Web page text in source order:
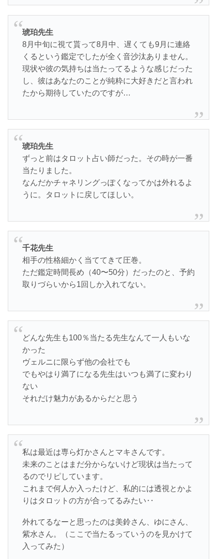
琥珀先生
8月中旬に視て貰って8月中、遅くても9月に連絡
くるという鑑定でしたが全く音沙汰ありません。
現状や彼の気持ちは当たってるような感じだった
し、彼はあなたのことが純粋に大好きだと言われ
たから期待していたのですが…
琥珀先生
ずっと前はタロット占い師だった。その時が一番
当たりました。
なんだかチャネリングっぽくなってかは外れるよ
うに。タロットに戻してほしい。
千花先生
相手の性格細かく当ててきて圧巻。
ただ鑑定時間長め（40〜50分）だったのと、予約
取りづらいから1回しか入れてない。
どんな先生も100％当たる先生なんて一人もいな
かった
ヴェルニに限らず他の会社でも
でもやはり満了になる先生はいつも満了に変わり
ない
それだけ魅力があるからだと思う
私は最近は専ら灯かさんとマキさんです。
未来のことはまだ分からないけど現状は当たって
るのでリピしています。
これまで何人か入ったけど、私的には透視とかよ
りはタロットの方が合ってるみたい‥
外れてるなーと思ったのは美鈴さん、ゆにさん、
紫水さん。（ここで当たるっていうのを見かけて
入ってみた）